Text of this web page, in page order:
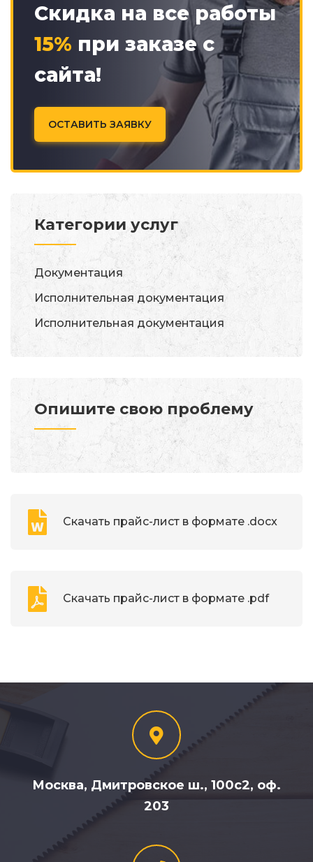
Скидка на все работы
15% при заказе с
сайта!
ОСТАВИТЬ ЗАЯВКУ
Категории услуг
Документация
Исполнительная документация
Исполнительная документация
Опишите свою проблему
Скачать прайс-лист в формате .docx
Скачать прайс-лист в формате .pdf
Москва, Дмитровское ш., 100с2, оф.
203